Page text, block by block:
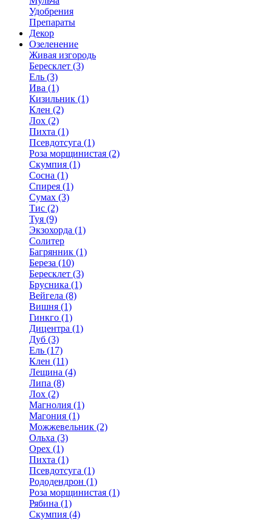
Удобрения
Препараты
Декор
Озеленение
Живая изгородь
Бересклет (3)
Ель (3)
Ива (1)
Кизильник (1)
Клен (2)
Лох (2)
Пихта (1)
Псевдотсуга (1)
Роза морщинистая (2)
Скумпия (1)
Сосна (1)
Спирея (1)
Сумах (3)
Тис (2)
Туя (9)
Экзохорда (1)
Солитер
Багрянник (1)
Береза (10)
Бересклет (3)
Брусника (1)
Вейгела (8)
Вишня (1)
Гинкго (1)
Дицентра (1)
Дуб (3)
Ель (17)
Клен (11)
Лещина (4)
Липа (8)
Лох (2)
Магнолия (1)
Магония (1)
Можжевельник (2)
Ольха (3)
Орех (1)
Пихта (1)
Псевдотсуга (1)
Рододендрон (1)
Роза морщинистая (1)
Рябина (1)
Скумпия (4)